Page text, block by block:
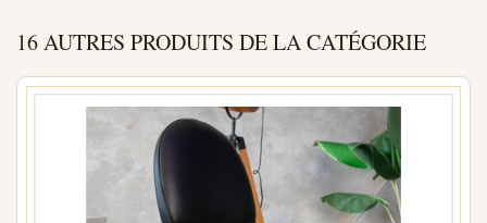
16 AUTRES PRODUITS DE LA CATÉGORIE